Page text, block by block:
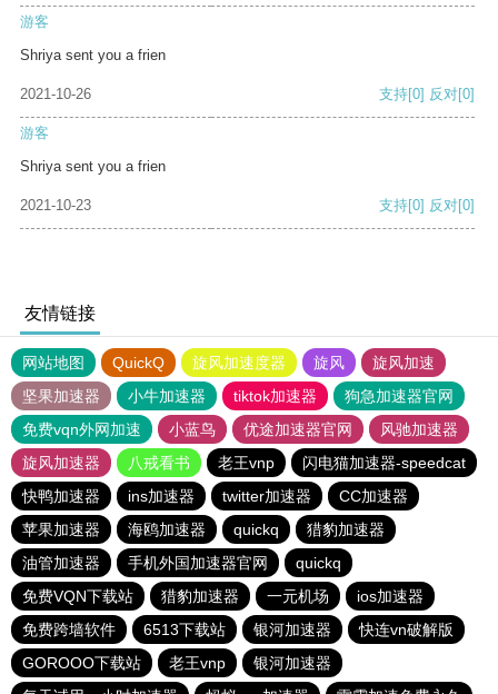
游客
Shriya sent you a frien
2021-10-26 支持[0] 反对[0]
游客
Shriya sent you a frien
2021-10-23 支持[0] 反对[0]
友情链接
网站地图 QuickQ 旋风加速度器 旋风
旋风加速
坚果加速器
小牛加速器 tiktok加速器
狗急加速器官网
免费vqn外网加速
小蓝鸟 优途加速器官网
风驰加速器
旋风加速器
八戒看书 老王vnp
闪电猫加速器-speedcat
快鸭加速器
ins加速器 twitter加速器
CC加速器
苹果加速器
海鸥加速器 quickq
猎豹加速器
油管加速器
手机外国加速器官网
quickq
免费VQN下载站
猎豹加速器 一元机场
ios加速器
免费跨墙软件
6513下载站 银河加速器
快连vn破解版
GOROOO下载站
老王vnp
银河加速器